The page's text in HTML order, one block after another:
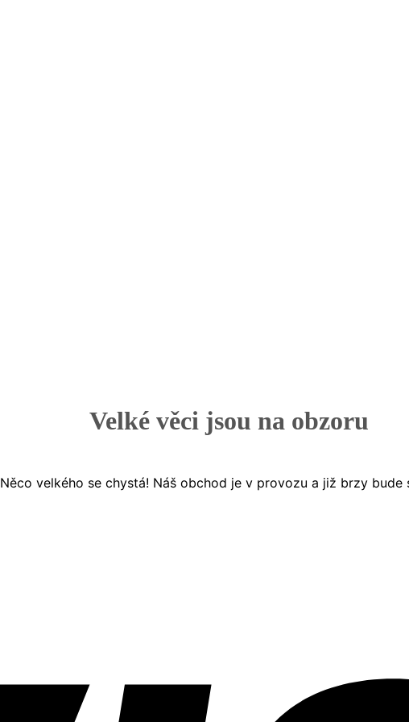
Velké věci jsou na obzoru
Něco velkého se chystá! Náš obchod je v provozu a již brzy bude